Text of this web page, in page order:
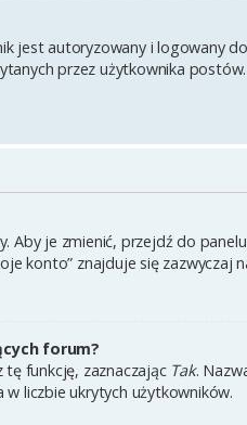
jest autoryzowany i logowany
przez użytkownika
Aby je zmienić, przejdź do
konto” znajduje się zazwyczaj
forum?
tę funkcję, zaznaczając Tak.
liczbie ukrytych użytkowników.